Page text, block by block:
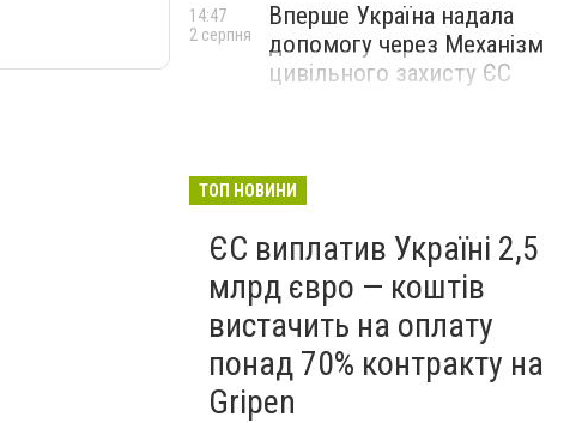
Вперше Україна надала
допомогу через Механізм
цивільного захисту ЄС
14:47
2 серпня
ТОП НОВИНИ
ЄС виплатив Україні 2,5
млрд євро — коштів
вистачить на оплату
понад 70% контракту на
Gripen